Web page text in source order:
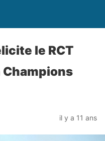
le RCT
il y a 11 ans